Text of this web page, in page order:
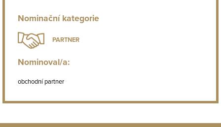
Nominační kategorie
PARTNER
Nominoval/a:
obchodní partner